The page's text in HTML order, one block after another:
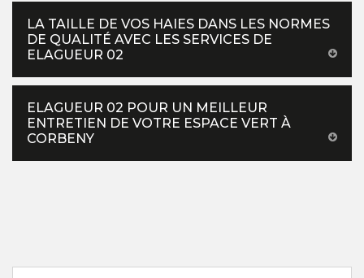
LA TAILLE DE VOS HAIES DANS LES NORMES
DE QUALITÉ AVEC LES SERVICES DE
ELAGUEUR 02
ELAGUEUR 02 POUR UN MEILLEUR
ENTRETIEN DE VOTRE ESPACE VERT À
CORBENY